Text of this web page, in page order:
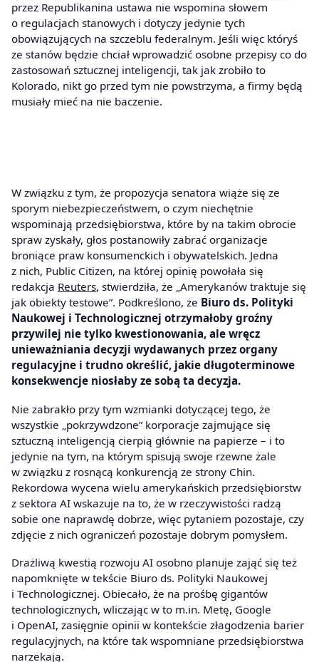
przez Republikanina ustawa nie wspomina słowem
o regulacjach stanowych i dotyczy jedynie tych
obowiązujących na szczeblu federalnym. Jeśli więc któryś
ze stanów będzie chciał wprowadzić osobne przepisy co do
zastosowań sztucznej inteligencji, tak jak zrobiło to
Kolorado, nikt go przed tym nie powstrzyma, a firmy będą
musiały mieć na nie baczenie.
W związku z tym, że propozycja senatora wiąże się ze
sporym niebezpieczeństwem, o czym niechętnie
wspominają przedsiębiorstwa, które by na takim obrocie
spraw zyskały, głos postanowiły zabrać organizacje
broniące praw konsumenckich i obywatelskich. Jedna
z nich, Public Citizen, na której opinię powołała się
redakcja Reuters, stwierdziła, że „Amerykanów traktuje się
jak obiekty testowe”. Podkreślono, że Biuro ds. Polityki
Naukowej i Technologicznej otrzymałoby groźny
przywilej nie tylko kwestionowania, ale wręcz
unieważniania decyzji wydawanych przez organy
regulacyjne i trudno określić, jakie długoterminowe
konsekwencje niosłaby ze sobą ta decyzja.
Nie zabrakło przy tym wzmianki dotyczącej tego, że
wszystkie „pokrzywdzone” korporacje zajmujące się
sztuczną inteligencją cierpią głównie na papierze – i to
jedynie na tym, na którym spisują swoje rzewne żale
w związku z rosnącą konkurencją ze strony Chin.
Rekordowa wycena wielu amerykańskich przedsiębiorstw
z sektora AI wskazuje na to, że w rzeczywistości radzą
sobie one naprawdę dobrze, więc pytaniem pozostaje, czy
zdjęcie z nich ograniczeń pozostaje dobrym pomysłem.
Drażliwą kwestią rozwoju AI osobno planuje zająć się też
napomknięte w tekście Biuro ds. Polityki Naukowej
i Technologicznej. Obiecało, że na prośbę gigantów
technologicznych, wliczając w to m.in. Metę, Google
i OpenAI, zasięgnie opinii w kontekście złagodzenia barier
regulacyjnych, na które tak wspomniane przedsiębiorstwa
narzekają.